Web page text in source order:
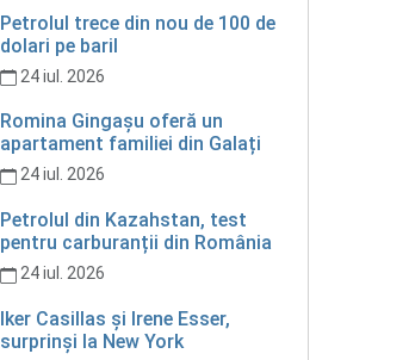
Petrolul trece din nou de 100 de
dolari pe baril
24 iul. 2026
Romina Gingașu oferă un
apartament familiei din Galați
24 iul. 2026
Petrolul din Kazahstan, test
pentru carburanții din România
24 iul. 2026
Iker Casillas și Irene Esser,
surprinși la New York